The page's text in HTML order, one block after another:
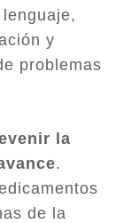
y
problemas
la
.
de la